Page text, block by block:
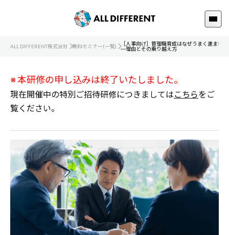
ALL DIFFERENT株式会社 無料セミナー(一覧)
［人事向け］管理職育成はなぜうまく進まな
―理由とその乗り越え方
※ 本研修の申し込みは終了いたしました。
現在開催中の特別ご招待研修につきましてはこちらをご
覧ください。